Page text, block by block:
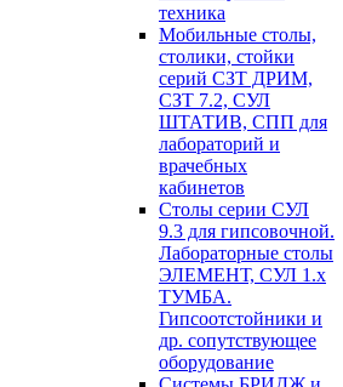
техника
Мобильные столы,
столики, стойки
серий СЗТ ДРИМ,
СЗТ 7.2, СУЛ
ШТАТИВ, СПП для
лабораторий и
врачебных
кабинетов
Столы серии СУЛ
9.3 для гипсовочной.
Лабораторные столы
ЭЛЕМЕНТ, СУЛ 1.х
ТУМБА.
Гипсоотстойники и
др. сопутствующее
оборудование